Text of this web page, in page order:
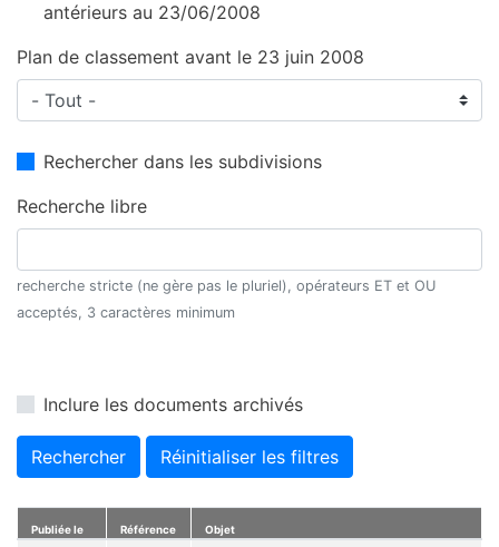
antérieurs au 23/06/2008
Plan de classement avant le 23 juin 2008
Rechercher dans les subdivisions
Recherche libre
recherche stricte (ne gère pas le pluriel), opérateurs ET et OU
acceptés, 3 caractères minimum
Inclure les documents archivés
Rechercher Réinitialiser les filtres
Publiée le Référence Objet